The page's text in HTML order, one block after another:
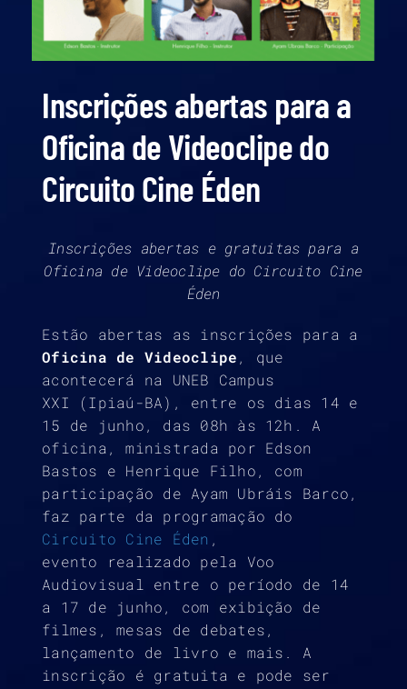
Inscrições abertas para a
Oficina de Videoclipe do
Circuito Cine Éden
Inscrições abertas e gratuitas para a
Oficina de Videoclipe do Circuito Cine
Éden
Estão abertas as inscrições para a
Oficina de Videoclipe , que
acontecerá na UNEB Campus
XXI (Ipiaú-BA), entre os dias 14 e
15 de junho, das 08h às 12h. A
oficina, ministrada por Edson
Bastos e Henrique Filho, com
participação de Ayam Ubráis Barco,
faz parte da programação do
Circuito Cine Éden ,
evento realizado pela Voo
Audiovisual entre o período de 14
a 17 de junho, com exibição de
filmes, mesas de debates,
lançamento de livro e mais. A
inscrição é gratuita e pode ser